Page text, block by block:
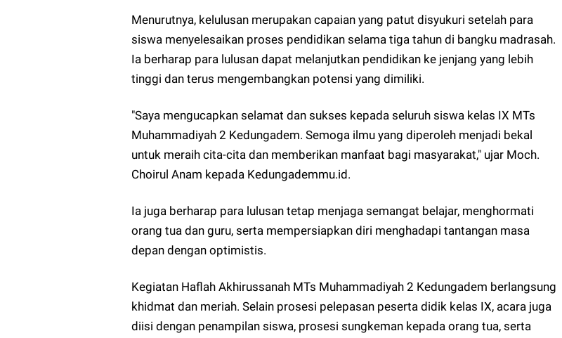
Menurutnya, kelulusan merupakan capaian yang patut disyukuri setelah para
siswa menyelesaikan proses pendidikan selama tiga tahun di bangku madrasah.
Ia berharap para lulusan dapat melanjutkan pendidikan ke jenjang yang lebih
tinggi dan terus mengembangkan potensi yang dimiliki.
"Saya mengucapkan selamat dan sukses kepada seluruh siswa kelas IX MTs
Muhammadiyah 2 Kedungadem. Semoga ilmu yang diperoleh menjadi bekal
untuk meraih cita-cita dan memberikan manfaat bagi masyarakat," ujar Moch.
Choirul Anam kepada Kedungademmu.id.
Ia juga berharap para lulusan tetap menjaga semangat belajar, menghormati
orang tua dan guru, serta mempersiapkan diri menghadapi tantangan masa
depan dengan optimistis.
Kegiatan Haflah Akhirussanah MTs Muhammadiyah 2 Kedungadem berlangsung
khidmat dan meriah. Selain prosesi pelepasan peserta didik kelas IX, acara juga
diisi dengan penampilan siswa, prosesi sungkeman kepada orang tua, serta